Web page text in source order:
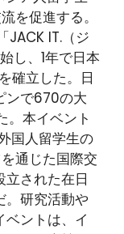
を促進する。
JACK IT.（ジ
し、1年で日本
確立した。日
ンで670の大
。本イベント
国人留学生の
通じた国際交
された在日
。研究活動や
ベントは、イ